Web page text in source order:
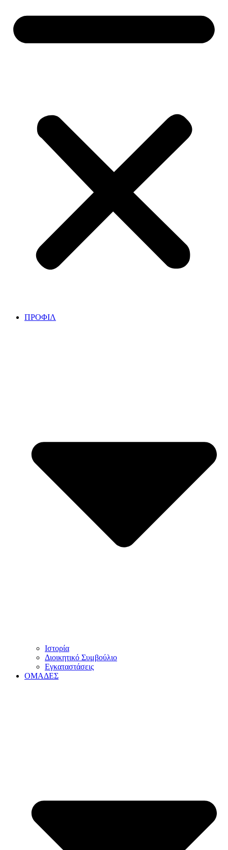
ΠΡΟΦΙΛ
Ιστορία
Διοικητικό Συμβούλιο
Εγκαταστάσεις
ΟΜΑΔΕΣ